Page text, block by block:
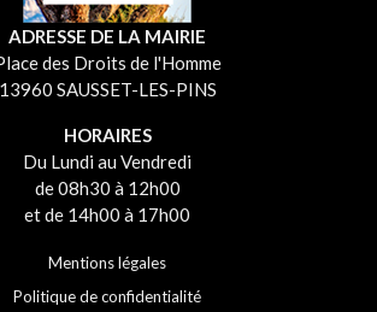
ADRESSE DE LA MAIRIE
des Droits de l'Homme
13960 SAUSSET-LES-PINS
HORAIRES
Du Lundi au Vendredi
de 08h30 à 12h00
et de 14h00 à 17h00
Mentions légales
Politique de confidentialité